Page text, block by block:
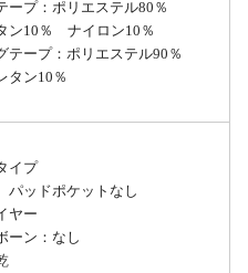
ープ：ポリエステル80％
ン10％ ナイロン10％
テープ：ポリエステル90％
タン10％
イプ
パッドポケットなし
ヤー
ーン：なし